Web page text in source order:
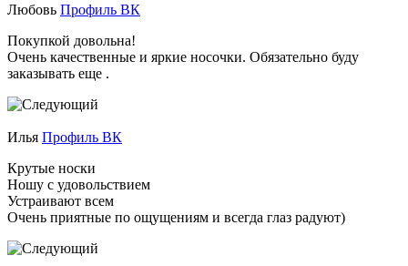
Любовь Профиль ВК
Покупкой довольна!
Очень качественные и яркие носочки. Обязательно буду
заказывать еще .
Илья Профиль ВК
Крутые носки
Ношу с удовольствием
Устраивают всем
Очень приятные по ощущениям и всегда глаз радуют)